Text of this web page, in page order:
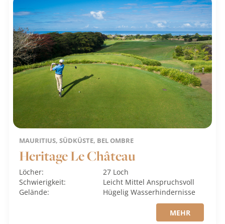
MAURITIUS, SÜDKÜSTE, BEL OMBRE
Heritage Le Château
Löcher:
27 Loch
Schwierigkeit:
Leicht MittelAnspruchsvoll
Gelände:
HügeligWasserhindernisse
MEHR